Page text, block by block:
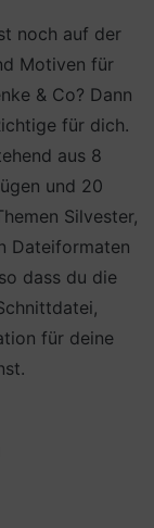
noch auf der
Motiven für
& Co? Dann
für dich.
aus 8
und 20
Silvester,
Dateiformaten
dass du die
für deine